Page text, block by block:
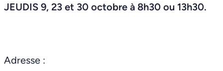
JEUDIS 9, 23 et 30 octobre à 8h30 ou 13h30.
Adresse :